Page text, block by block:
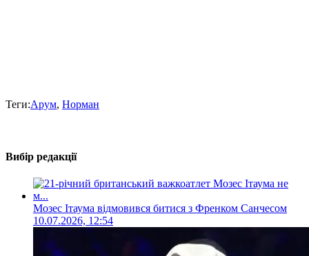
Теги:Арум, Норман
Вибір редакції
Мозес Ітаума відмовився битися з Френком Санчесом
10.07.2026, 12:54